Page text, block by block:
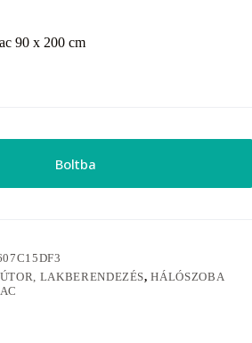
90 x 200 cm
Boltba
LAKBERENDEZÉS,HÁLÓSZOBA